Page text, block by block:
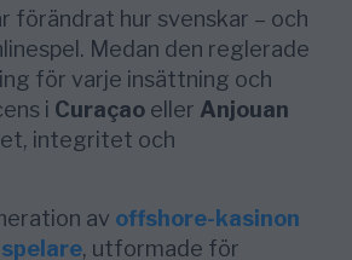
förändrat hur svenskar – och
Medan den reglerade
för varje insättning och
i Curaçaoeller Anjouan
integritet och
av offshore-kasinon
, utformade för